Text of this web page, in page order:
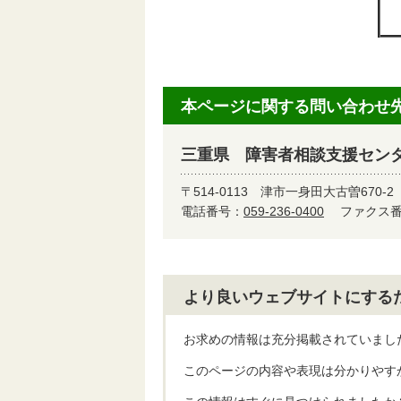
本ページに関する問い合わせ
三重県 障害者相談支援セン
〒514-0113 津市一身田大古曽670-2
電話番号： 059-236-0400 ファクス
より良いウェブサイトにす
お求めの情報は充分掲載されていまし
このページの内容や表現は分かりや